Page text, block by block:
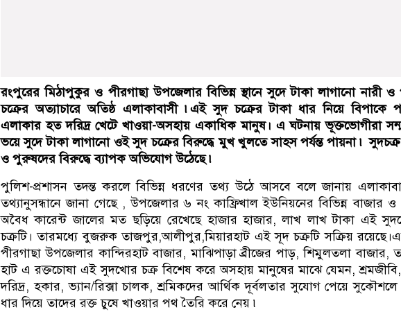
রংপুরের মিঠাপুকুর ও পীরগাছা উপজেলার বিভিন্ন স্থানে সুদে টাকা লাগানো নারী
চক্রের অত্যাচারে অতিষ্ঠ এলাকাবাসী ৷এই সুদ চক্রের টাকা ধার নিয়ে বিপাকে
এলাকার হত দরিদ্র খেটে খাওয়া-অসহায় একাধিক মানুষ। এ ঘটনায় ভূক্তভোগীরা
ভয়ে সুদে টাকা লাগানো ওই সুদ চক্রের বিরুদ্ধে মুখ খুলতে সাহস পর্যন্ত পায়না ৷ সুদচক্র
ও পুরুষদের বিরুদ্ধে ব্যাপক অভিযোগ উঠেছে ৷
পুলিশ-প্রশাসন তদন্ত করলে বিভিন্ন ধরণের তথ্য উঠে আসবে বলে জানায়
তথ্যানুসন্ধানে জানা গেছে , উপজেলার ৬ নং কাফ্রিখাল ইউনিয়নের বিভিন্ন বাজার ও
অবৈধ কারেন্ট জালের মত ছড়িয়ে রেখেছে হাজার হাজার, লাখ লাখ টাকা এই
চক্রটি। তারমধ্যে বুজরুক তাজপুর,আলীপুর,মিয়ারহাট এই সূদ চক্রটি সক্রিয়
পীরগাছা উপজেলার কান্দিরহাট বাজার, মাঝিপাড়া ব্রীজের পাড়, শিমুলতলা বাজার,
হাট এ রক্তচোষা এই সুদখোর চক্র বিশেষ করে অসহায় মানুষের মাঝে যেমন,
দরিদ্র, হকার, ভ্যান/রিক্সা চালক, শ্রমিকদের আর্থিক দূর্বলতার সুযোগ পেয়ে সুকৌশলে
ধার দিয়ে তাদের রক্ত চুষে খাওয়ার পথ তৈরি করে নেয় ৷